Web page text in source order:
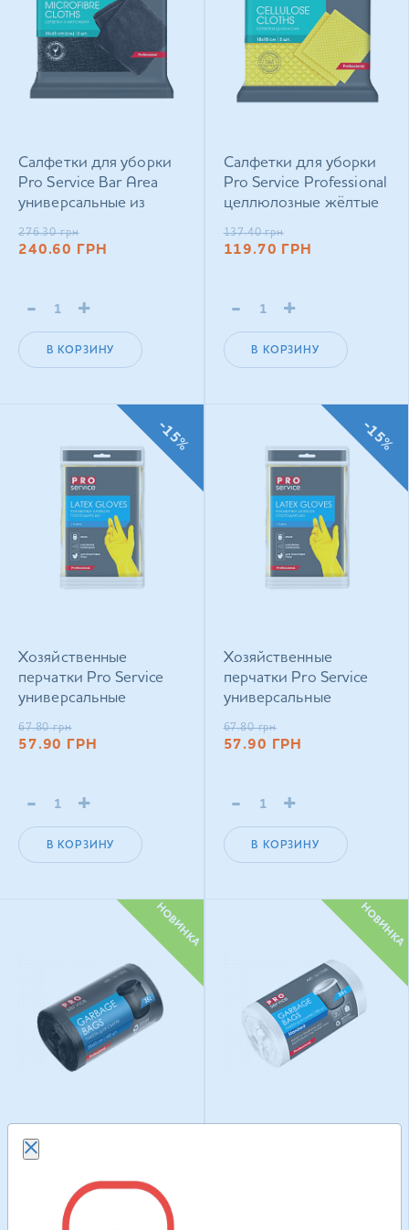
Салфетки для уборки
Pro Service Bar Area
универсальные из
шт
276.30 грн
240.60 ГРН
- +
В КОРЗИНУ
Салфетки для уборки
Pro Service Professional
целлюлозные жёлтые
137.40 грн
119.70 ГРН
- +
В КОРЗИНУ
Хозяйственные
перчатки Pro Service
универсальные
пара M.
67.80 грн
57.90 ГРН
- +
В КОРЗИНУ
-15%
Хозяйственные
перчатки Pro Service
универсальные
пара L
67.80 грн
57.90 ГРН
- +
В КОРЗИНУ
-15%
Мусорные пакеты Pro
107.10
НОВИНКА НОВИНКА